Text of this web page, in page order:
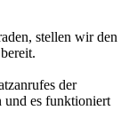
stellen wir den
der
und es funktioniert